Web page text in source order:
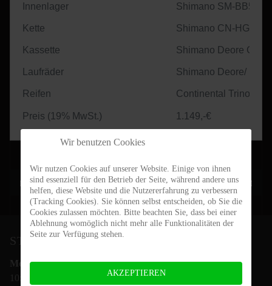
Innenlager Shimano SM-BB52
Kette Shimano CN-HG601
Kassette Shimano Deore CS-
Laufräder Shimano Deore/
Reifen Continental Trinotal
Preis (19% MwSt.) 1.149,-€
Vorheriger Beitrag: Mauna Loa 29-Ride
Zurück Nächster
Weiter
STEIN-BIKES ÖFFNUNGSZEITEN
Mo.- Fr.:
10:00 - 18:00 Uhr
Wir benutzen Cookies
Wir nutzen Cookies auf unserer Website. Einige von ihnen
sind essenziell für den Betrieb der Seite, während andere uns
helfen, diese Website und die Nutzererfahrung zu verbessern
(Tracking Cookies). Sie können selbst entscheiden, ob Sie die
Cookies zulassen möchten. Bitte beachten Sie, dass bei einer
Ablehnung womöglich nicht mehr alle Funktionalitäten der
Seite zur Verfügung stehen.
AKZEPTIEREN